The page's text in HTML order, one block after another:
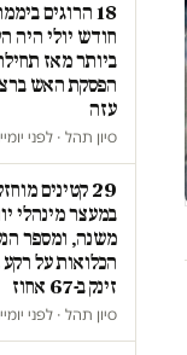
18 הרוגים
חודש יולי היה
ביותר מאז
הפסקת האש
עזה
סיון תהל · לפני
29 קטינים
במעצר מינהלי
משנה, ומספר
הכלואות על רקע
זינק ב-67 אחוז
סיון תהל · לפני